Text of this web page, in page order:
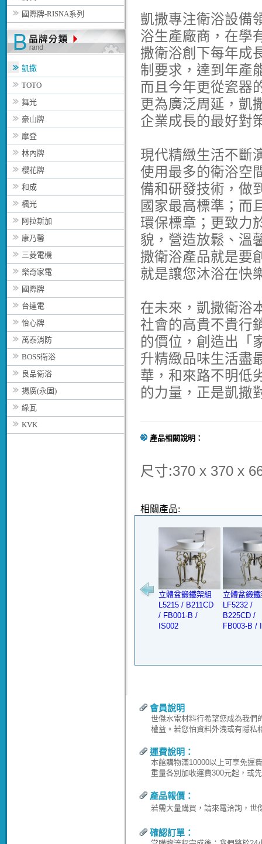
國際牌-RISNA系列
凱撒
TOTO
舞光
豪山牌
摩登
林內牌
櫻花牌
和成
楓光
阿拉斯加
康乃馨
三菱電機
樂奇家電
國際牌
台達電
怡心牌
萬泰消防
BOSS衛浴
良品衛浴
揚廣(永固)
綠瓦
KVK
凱撒專注衛浴設備
浴生產廠商，在學
撒衛浴創下每年成
制要求，達到年產
而且今年更從瓷器
更為廣泛周延，凱
企業成長的最好對
現代精緻生活不斷
使用最多的衛浴空
備和研發技術，做
國家最高標準；而
環保標章；更致力
貌，營造放鬆、溫
撒衛浴產品就是要
就是讓您沐浴在快
在未來，凱撒衛浴
社會的高貴不貴行
的價位，創造出「
升精緻品味生活盡
華，和來路不明低
的力量，正是凱撒
產品相關說明：
尺寸:370 x 370 x
相關產品:
立體盆鍛鐵架組
L5215 / B211CD
/ FB001-B /
IS002
立體盆鍛
LF5232 /
B225CD /
FB003-B /
會員說明
世傑水電材料行希望您成為我們
權益。若您怕資料外洩或有隱私
運費說明：
本館購物滿10000以上可享免運
重量各別加收運費300元起，或
產品報價：
若需大量購買，請來電洽詢，世
確認訂單：